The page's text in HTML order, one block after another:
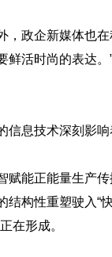
，政企新媒体也
鲜活时尚的表达
信息技术深刻影
赋能正能量生产
结构性重塑驶入“
在形成。